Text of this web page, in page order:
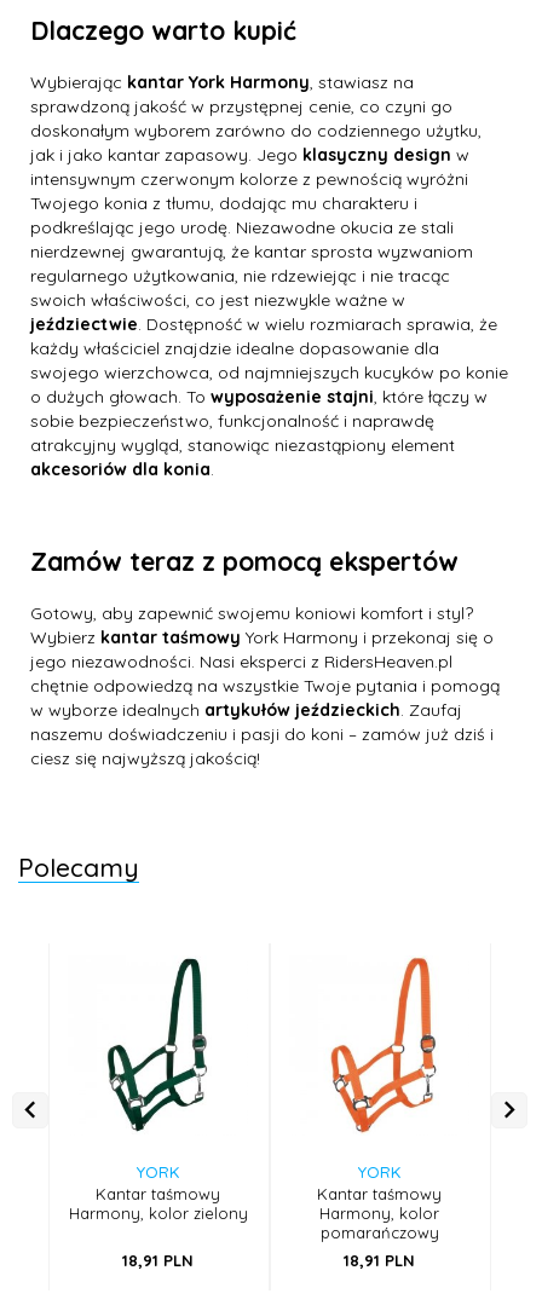
Dlaczego warto kupić
Wybierając kantar York Harmony, stawiasz na
sprawdzoną jakość w przystępnej cenie, co czyni go
doskonałym wyborem zarówno do codziennego użytku,
jak i jako kantar zapasowy. Jego klasyczny design w
intensywnym czerwonym kolorze z pewnością wyróżni
Twojego konia z tłumu, dodając mu charakteru i
podkreślając jego urodę. Niezawodne okucia ze stali
nierdzewnej gwarantują, że kantar sprosta wyzwaniom
regularnego użytkowania, nie rdzewiejąc i nie tracąc
swoich właściwości, co jest niezwykle ważne w
jeździectwie. Dostępność w wielu rozmiarach sprawia, że
każdy właściciel znajdzie idealne dopasowanie dla
swojego wierzchowca, od najmniejszych kucyków po konie
o dużych głowach. To wyposażenie stajni, które łączy w
sobie bezpieczeństwo, funkcjonalność i naprawdę
atrakcyjny wygląd, stanowiąc niezastąpiony element
akcesoriów dla konia.
Zamów teraz z pomocą ekspertów
Gotowy, aby zapewnić swojemu koniowi komfort i styl?
Wybierz kantar taśmowy York Harmony i przekonaj się o
jego niezawodności. Nasi eksperci z RidersHeaven.pl
chętnie odpowiedzą na wszystkie Twoje pytania i pomogą
w wyborze idealnych artykułów jeździeckich. Zaufaj
naszemu doświadczeniu i pasji do koni – zamów już dziś i
ciesz się najwyższą jakością!
Polecamy
YORK
Kantar taśmowy
Harmony, kolor zielony
18,91 PLN
YORK
Kantar taśmowy
Harmony, kolor
pomarańczowy
18,91 PLN